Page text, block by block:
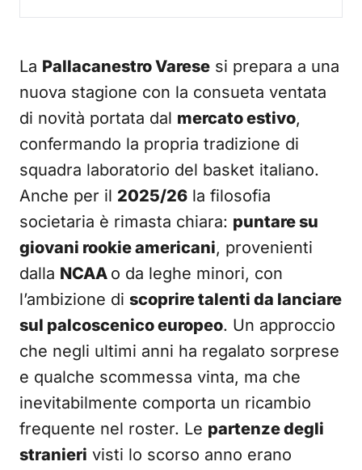
La Pallacanestro Varese si prepara a una
nuova stagione con la consueta ventata
di novità portata dal mercato estivo,
confermando la propria tradizione di
squadra laboratorio del basket italiano.
Anche per il 2025/26 la filosofia
societaria è rimasta chiara: puntare su
giovani rookie americani, provenienti
dalla NCAA o da leghe minori, con
l’ambizione di scoprire talenti da lanciare
sul palcoscenico europeo. Un approccio
che negli ultimi anni ha regalato sorprese
e qualche scommessa vinta, ma che
inevitabilmente comporta un ricambio
frequente nel roster. Le partenze degli
stranieri visti lo scorso anno erano